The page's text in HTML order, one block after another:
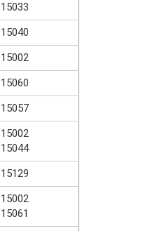
15033
15040
15002
15060
15057
15002
15044
15129
15002
15061